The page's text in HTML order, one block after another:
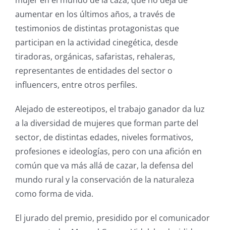
aumentar en los últimos años, a través de
testimonios de distintas protagonistas que
participan en la actividad cinegética, desde
tiradoras, orgánicas, safaristas, rehaleras,
representantes de entidades del sector o
influencers, entre otros perfiles.
Alejado de estereotipos, el trabajo ganador da luz
a la diversidad de mujeres que forman parte del
sector, de distintas edades, niveles formativos,
profesiones e ideologías, pero con una afición en
común que va más allá de cazar, la defensa del
mundo rural y la conservación de la naturaleza
como forma de vida.
El jurado del premio, presidido por el comunicador